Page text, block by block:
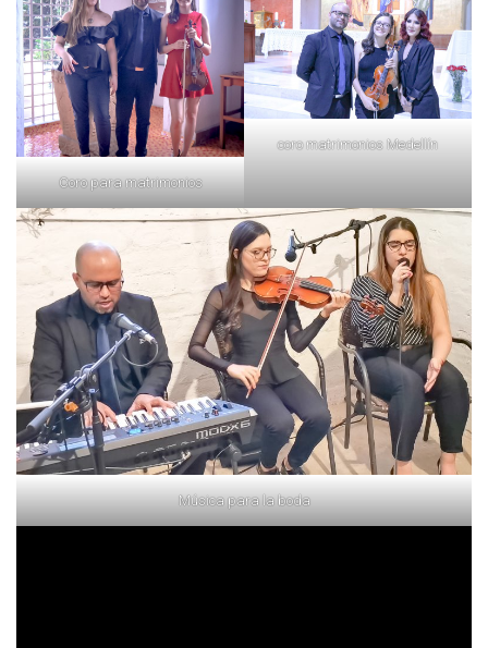
Coro para matrimonios
coro matrimonios Medellín
Música para la boda